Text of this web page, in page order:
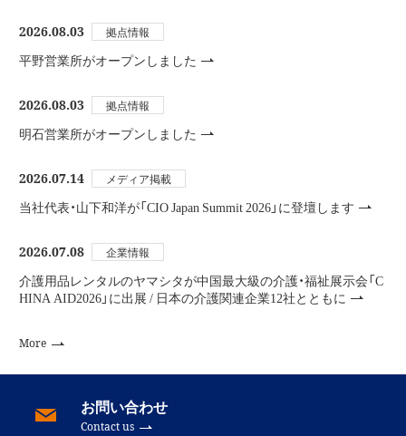
2026.08.03 拠点情報
平野営業所がオープンしました
2026.08.03 拠点情報
明石営業所がオープンしました
2026.07.14 メディア掲載
当社代表・山下和洋が「CIO Japan Summit 2026」に登壇します
2026.07.08 企業情報
介護用品レンタルのヤマシタが中国最大級の介護・福祉展示会「C
HINA AID2026」に出展 / 日本の介護関連企業12社とともに
More
お問い合わせ
Contact us